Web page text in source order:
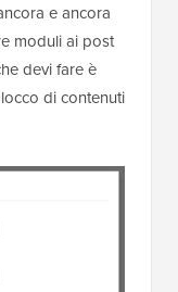
e ancora
moduli ai post
devi fare è
di contenuti